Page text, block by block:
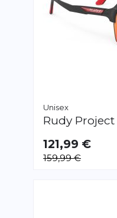
Unisex
Rudy Project
121,99 €
159,99 €